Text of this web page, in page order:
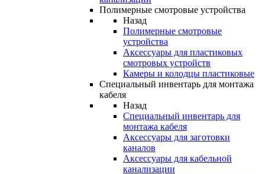
Полимерные смотровые устройства
Назад
Полимерные смотровые
устройства
Аксессуары для пластиковых
смотровых устройств
Камеры и колодцы пластиковые
Специальный инвентарь для монтажа
кабеля
Назад
Специальный инвентарь для
монтажа кабеля
Аксессуары для заготовки
каналов
Аксессуары для кабельной
канализации